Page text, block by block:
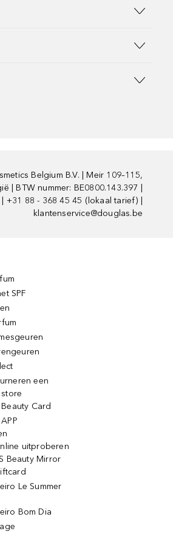
Belgium B.V. | Meir 109–115,
| BTW nummer: BE0800.143.397 |
+31 88 - 368 45 45 (lokaal tarief) |
klantenservice@douglas.be
SPF
een
store
Card
uitproberen
Beauty Mirror
Le Summer
Bom Dia